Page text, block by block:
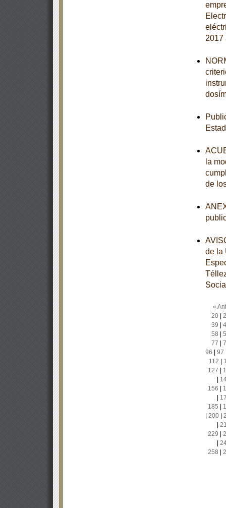
2017
la
de
de la
«
20|
39
58
77
96
97
112
127
156
185
200|
229
258